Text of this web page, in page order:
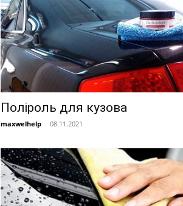
Поліроль для кузова
maxwelhelp - 08.11.2021